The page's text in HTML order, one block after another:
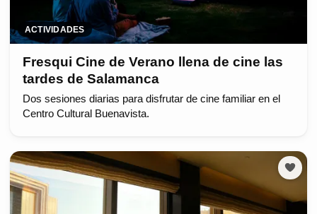
ACTIVIDADES
Fresqui Cine de Verano llena de cine las
tardes de Salamanca
Dos sesiones diarias para disfrutar de cine familiar en el
Centro Cultural Buenavista.